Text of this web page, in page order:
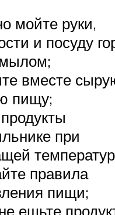
мойте руки,
и посуду
вместе
пищу;
при
правила
пищи;
ешьте